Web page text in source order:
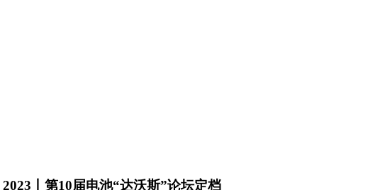
丨第10届电池“达沃斯”论坛定档